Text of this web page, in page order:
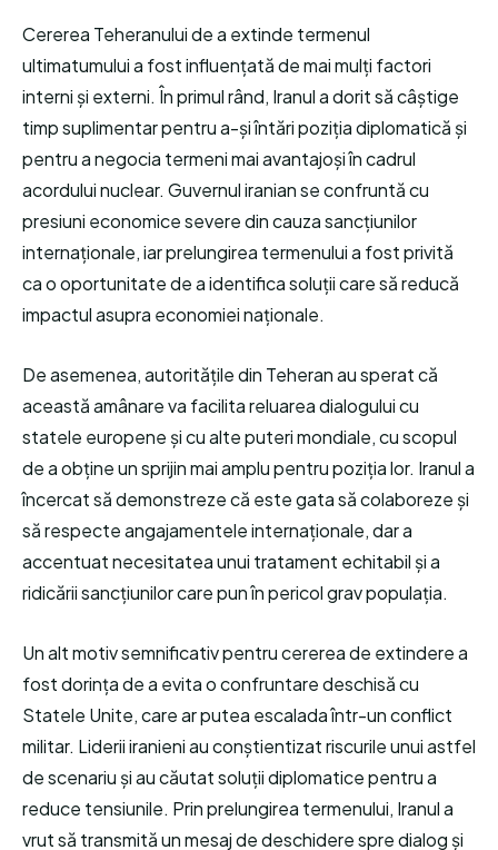
Cererea Teheranului de a extinde termenul
ultimatumului a fost influențată de mai mulți factori
interni și externi. În primul rând, Iranul a dorit să câștige
timp suplimentar pentru a-și întări poziția diplomatică și
pentru a negocia termeni mai avantajoși în cadrul
acordului nuclear. Guvernul iranian se confruntă cu
presiuni economice severe din cauza sancțiunilor
internaționale, iar prelungirea termenului a fost privită
ca o oportunitate de a identifica soluții care să reducă
impactul asupra economiei naționale.
De asemenea, autoritățile din Teheran au sperat că
această amânare va facilita reluarea dialogului cu
statele europene și cu alte puteri mondiale, cu scopul
de a obține un sprijin mai amplu pentru poziția lor. Iranul a
încercat să demonstreze că este gata să colaboreze și
să respecte angajamentele internaționale, dar a
accentuat necesitatea unui tratament echitabil și a
ridicării sancțiunilor care pun în pericol grav populația.
Un alt motiv semnificativ pentru cererea de extindere a
fost dorința de a evita o confruntare deschisă cu
Statele Unite, care ar putea escalada într-un conflict
militar. Liderii iranieni au conștientizat riscurile unui astfel
de scenariu și au căutat soluții diplomatice pentru a
reduce tensiunile. Prin prelungirea termenului, Iranul a
vrut să transmită un mesaj de deschidere spre dialog și